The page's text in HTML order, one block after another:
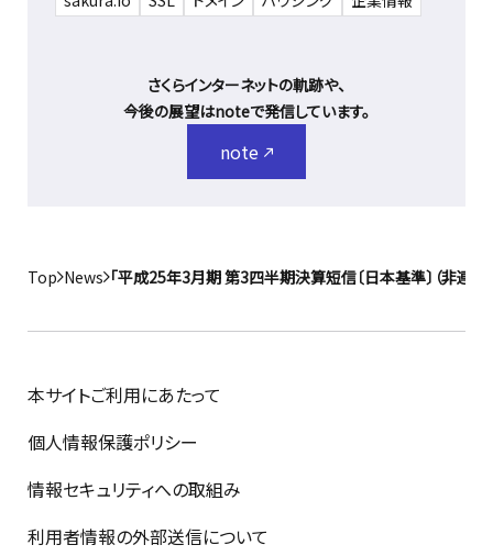
さくらインターネットの軌跡や、
今後の展望はnoteで発信しています。
note
Top News 「平成25年3月期 第3四半期決算短信〔日本基準〕（非連結
本サイトご利用にあたって
個人情報保護ポリシー
情報セキュリティへの取組み
利用者情報の外部送信について